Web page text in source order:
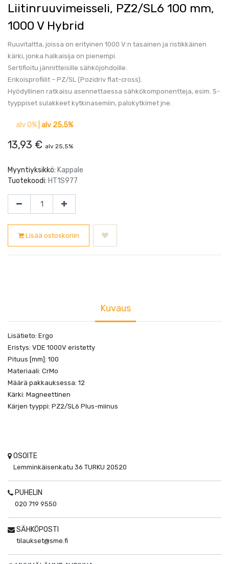
Liitinruuvimeisseli, PZ2/SL6 100 mm,
1000 V Hybrid
Ruuvitaltta, joissa on erityinen 1000 V:n tasainen ja ristikkäinen
kärki, jonka halkaisija on pienempi.
Sertifioitu jännitteisille sähköjohdoille.
Erikoisprofiilit – PZ/SL (Pozidriv flat-cross).
Hyödyllinen ratkaisu asennettaessa sähkökomponentteja, esim. S-
tyyppiset sulakkeet kytkinasemiin, palokytkimet jne.
alv 0%| alv 25,5%
13,93 € alv 25,5%
Myyntiyksikkö: Kappale
Tuotekoodi: HT1S977
Lisää ostoskoriin
Kuvaus
Lisätieto: Ergo
Eristys: VDE 1000V eristetty
Pituus [mm]: 100
Materiaali: CrMo
Määrä pakkauksessa: 12
Kärki: Magneettinen
Kärjen tyyppi: PZ2/SL6 Plus-miinus
OSOITE
Lemminkäisenkatu 36 TURKU 20520
PUHELIN
020 719 9550
SÄHKÖPOSTI
tilaukset@sme.fi